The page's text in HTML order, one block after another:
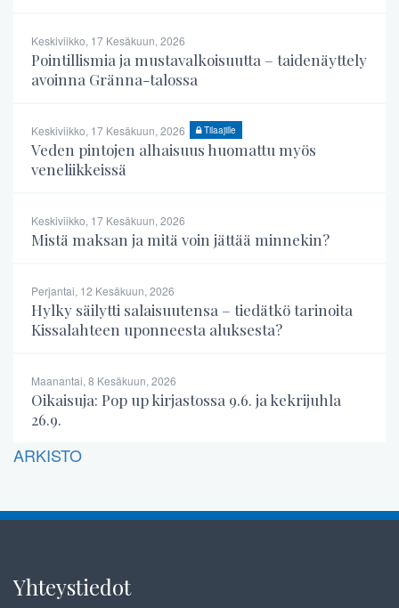
Keskiviikko, 17 Kesäkuun, 2026
Pointillismia ja mustavalkoisuutta – taidenäyttely
avoinna Gränna-talossa
Keskiviikko, 17 Kesäkuun, 2026 Tilaajille
Veden pintojen alhaisuus huomattu myös
veneliikkeissä
Keskiviikko, 17 Kesäkuun, 2026
Mistä maksan ja mitä voin jättää minnekin?
Perjantai, 12 Kesäkuun, 2026
Hylky säilytti salaisuutensa – tiedätkö tarinoita
Kissalahteen uponneesta aluksesta?
Maanantai, 8 Kesäkuun, 2026
Oikaisuja: Pop up kirjastossa 9.6. ja kekrijuhla
26.9.
ARKISTO
Yhteystiedot